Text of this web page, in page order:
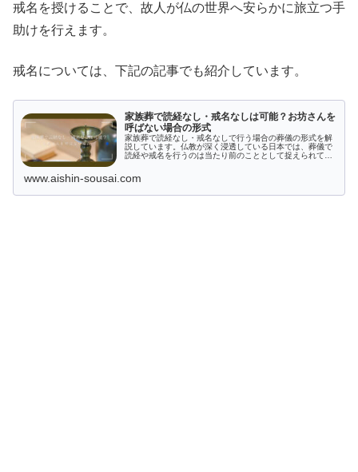
戒名を授けることで、故人が仏の世界へ安らかに旅立つ手
助けを行えます。
戒名については、下記の記事でも紹介しています。
家族葬で読経なし・戒名なしは可能？お坊さんを
呼ばない場合の形式
家族葬で読経なし・戒名なしで行う場合の葬儀の形式を解
説しています。仏教が深く浸透している日本では、葬儀で
読経や戒名を行うのは当たり前のこととして捉えられてい
www.aishin-sousai.com